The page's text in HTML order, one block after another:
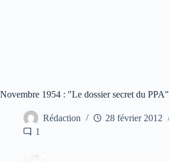
Novembre 1954 : "Le dossier secret du PPA"
Rédaction 28 février 2012
1